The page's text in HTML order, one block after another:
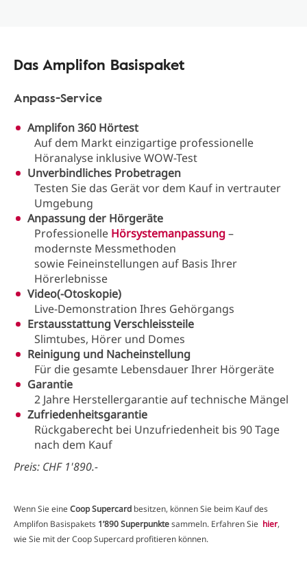
Das Amplifon Basispaket
Anpass-Service
Amplifon 360 Hörtest
Auf dem Markt einzigartige professionelle
Höranalyse inklusive WOW-Test
Unverbindliches Probetragen
Testen Sie das Gerät vor dem Kauf in vertrauter
Umgebung
Anpassung der Hörgeräte
Professionelle Hörsystemanpassung–
modernste Messmethoden
sowie Feineinstellungen auf Basis Ihrer
Hörerlebnisse
Video(-Otoskopie)
Live-Demonstration Ihres Gehörgangs
Erstausstattung Verschleissteile
Slimtubes, Hörer und Domes
Reinigung und Nacheinstellung
Für die gesamte Lebensdauer Ihrer Hörgeräte
Garantie
2 Jahre Herstellergarantie auf technische Mängel
Zufriedenheitsgarantie
Rückgaberecht bei Unzufriedenheit bis 90 Tage
nach dem Kauf
Preis: CHF 1'890.-
Wenn Sie eineCoop Supercard besitzen, können Sie beim Kauf des
Amplifon Basispakets 1’890 Superpunktesammeln. Erfahren Sie hier,
wie Sie mit der Coop Supercard profitieren können.